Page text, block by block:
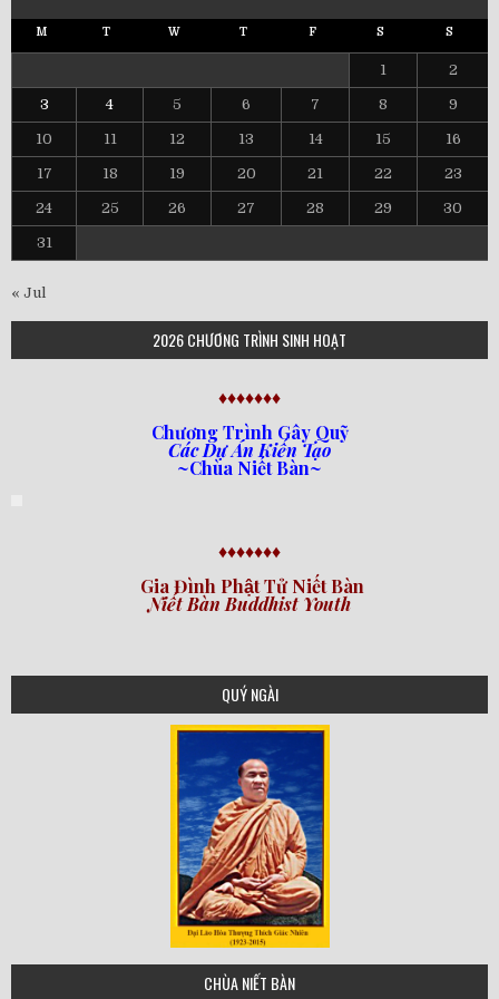
M T W T F S S
1 2
3 4 5 6 7 8 9
10 11 12 13 14 15 16
17 18 19 20 21 22 23
24 25 26 27 28 29 30
31
« Jul
2026 CHƯƠNG TRÌNH SINH HOẠT
♦♦♦♦♦♦♦
Chương Trình Gây Quỹ
Các Dự Án Kiến Tạo
~Chùa Niết Bàn~
♦♦♦♦♦♦♦
Gia Đình Phật Tử Niết Bàn
Niết Bàn Buddhist Youth
QUÝ NGÀI
tgn
CHÙA NIẾT BÀN